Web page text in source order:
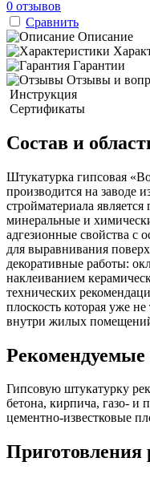
0 отзывов
Сравнить
Описание
Гарантии
Отзывы и
Инструкция
Сертификаты
Состав и
Штукатурка гипсовая
производится на заводе
стройматериала
минеральные и
адгезионные свойства с
для выравнивания
декоративные работы:
наклеиванием
технических
плоскость которая уже
внутри жилых
Рекомендуемые
Гипсовую штукатурку
бетона, кирпича, газо- и
цементно-известковые
Приготовления